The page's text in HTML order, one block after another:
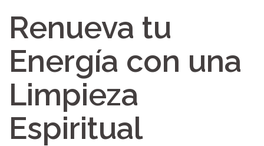
Renueva tu
Energía con una
Limpieza
Espiritual